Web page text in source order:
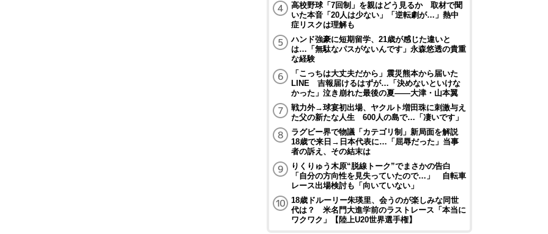
高校野球「7回制」を親はどう見るか 取材で聞
いた本音「20人は少ない」「逆転劇が…」熱中
症リスクは理解も
ハンド強豪に短期留学、21歳が感じた違いと
は…「無駄なパスがないんです」永森悠透の貴重
な経験
「こっちは大丈夫だから」震災熊本から届いた
LINE 吉報届けるはずが…「決めないといけな
かった」泣き崩れた最後の夏――大津・山本翼
戦力外→球宴初出場、ヤクルト増田珠に刺激与え
た父の新たな人生 600人の島で…「凄いです」
ラグビー界で物議「カテゴリ制」新局面を解説
18歳で来日→日本代表に…「屈辱だった」当事
者の訴え、その結末は
りくりゅう木原“脱線トーク”でまさかの告白
「自分の方向性を見失っていたので…」 自転車
レース出場検討も「向いていない」
18歳ドルーリー朱瑛里、会うのが楽しみな同世
代は？ 米名門大進学前のラストレース「本当に
ワクワク」【陸上U20世界選手権】